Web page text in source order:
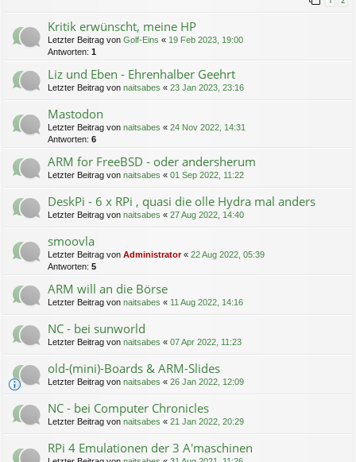
Kritik erwünscht, meine HP
Letzter Beitrag von Golf-Eins « 19 Feb 2023, 19:00
Antworten: 1
Liz und Eben - Ehrenhalber Geehrt
Letzter Beitrag von naitsabes « 23 Jan 2023, 23:16
Mastodon
Letzter Beitrag von naitsabes « 24 Nov 2022, 14:31
Antworten: 6
ARM for FreeBSD - oder andersherum
Letzter Beitrag von naitsabes « 01 Sep 2022, 11:22
DeskPi - 6 x RPi , quasi die olle Hydra mal anders
Letzter Beitrag von naitsabes « 27 Aug 2022, 14:40
smoovla
Letzter Beitrag von Administrator« 22 Aug 2022, 05:39
Antworten: 5
ARM will an die Börse
Letzter Beitrag von naitsabes « 11 Aug 2022, 14:16
NC - bei sunworld
Letzter Beitrag von naitsabes « 07 Apr 2022, 11:23
old-(mini)-Boards & ARM-Slides
Letzter Beitrag von naitsabes « 26 Jan 2022, 12:09
NC - bei Computer Chronicles
Letzter Beitrag von naitsabes « 21 Jan 2022, 20:29
RPi 4 Emulationen der 3 A'maschinen